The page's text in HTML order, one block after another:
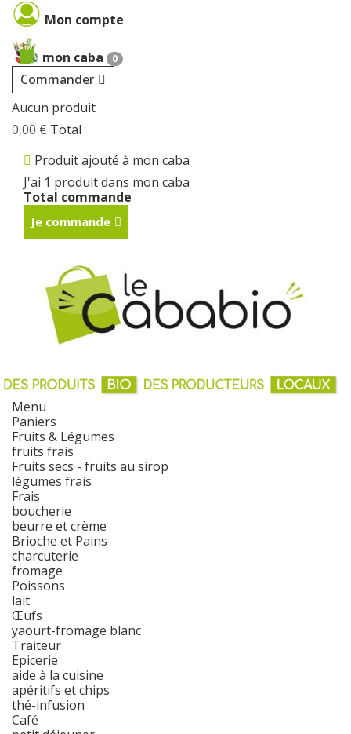
Mon compte
mon caba 0
Commander
Aucun produit
0,00 € Total
Produit ajouté à mon caba
J'ai 1 produit dans mon caba
Total commande
Je commande
Menu
Paniers
Fruits & Légumes
fruits frais
Fruits secs - fruits au sirop
légumes frais
Frais
boucherie
beurre et crème
Brioche et Pains
charcuterie
fromage
Poissons
lait
Œufs
yaourt-fromage blanc
Traiteur
Epicerie
aide à la cuisine
apéritifs et chips
thé-infusion
Café
Cookies management panel